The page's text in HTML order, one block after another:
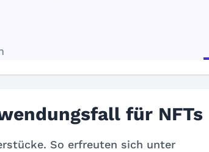
für NFTs
So erfreuten sich unter